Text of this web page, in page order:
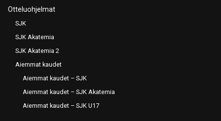
Otteluohjelmat
SJK
SJK Akatemia
SJK Akatemia 2
Aiemmat kaudet
Aiemmat kaudet – SJK
Aiemmat kaudet – SJK Akatemia
Aiemmat kaudet – SJK U17